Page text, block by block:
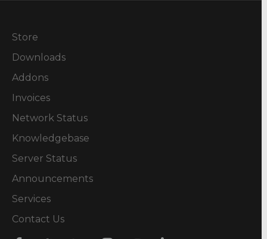
Store
Downloads
Addons
Invoices
Network Status
Knowledgebase
Server Status
Announcements
Services
Contact Us